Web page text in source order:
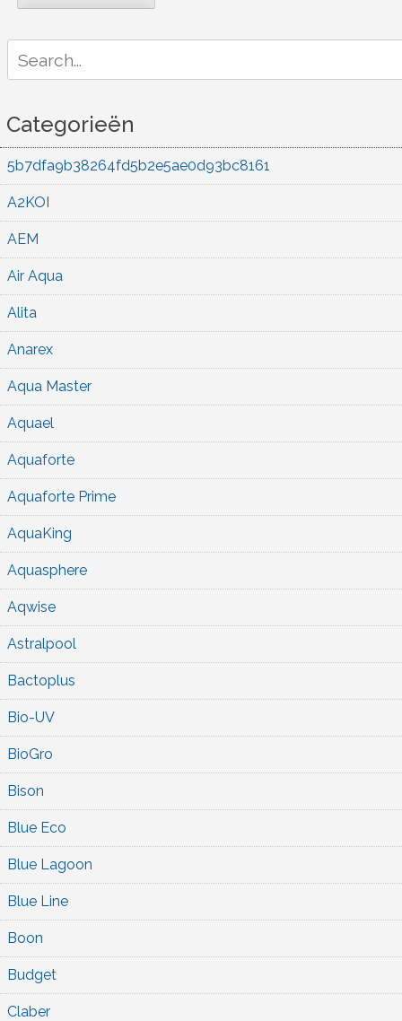
for:
Categorieën
5b7dfa9b38264fd5b2e5ae0d93bc8161
A2KOI
AEM
Air Aqua
Alita
Anarex
Aqua Master
Aquael
Aquaforte
Aquaforte Prime
AquaKing
Aquasphere
Aqwise
Astralpool
Bactoplus
Bio-UV
BioGro
Bison
Blue Eco
Blue Lagoon
Blue Line
Boon
Budget
Claber